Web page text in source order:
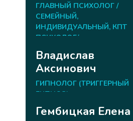
ГЛАВНЫЙ ПСИХОЛОГ /
СЕМЕЙНЫЙ,
ИНДИВИДУАЛЬНЫЙ, КПТ
ПСИХОЛОГ/
Владислав
Аксинович
ГИПНОЛОГ (ТРИГГЕРНЫЙ
ГИПНОЗ)
Гембицкая Елена